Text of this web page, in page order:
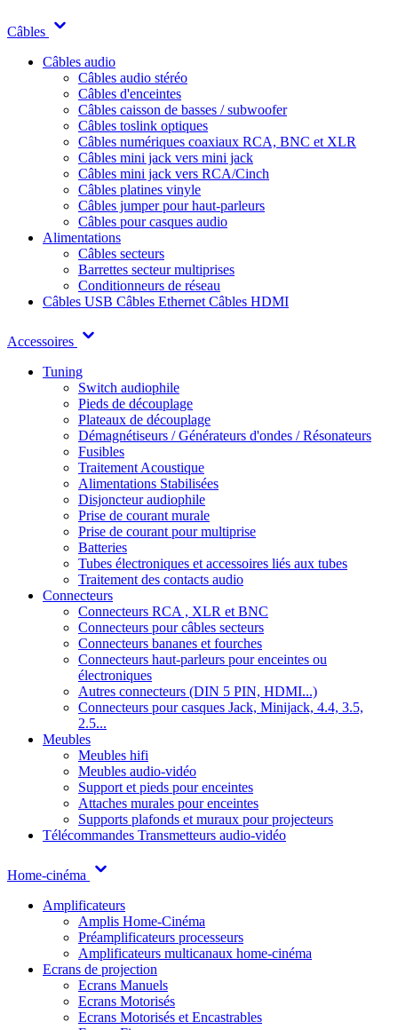
Câbles
Câbles audio
Câbles audio stéréo
Câbles d'enceintes
Câbles caisson de basses / subwoofer
Câbles toslink optiques
Câbles numériques coaxiaux RCA, BNC et XLR
Câbles mini jack vers mini jack
Câbles mini jack vers RCA/Cinch
Câbles platines vinyle
Câbles jumper pour haut-parleurs
Câbles pour casques audio
Alimentations
Câbles secteurs
Barrettes secteur multiprises
Conditionneurs de réseau
Câbles USB Câbles Ethernet Câbles HDMI
Accessoires
Tuning
Switch audiophile
Pieds de découplage
Plateaux de découplage
Démagnétiseurs / Générateurs d'ondes / Résonateurs
Fusibles
Traitement Acoustique
Alimentations Stabilisées
Disjoncteur audiophile
Prise de courant murale
Prise de courant pour multiprise
Batteries
Tubes électroniques et accessoires liés aux tubes
Traitement des contacts audio
Connecteurs
Connecteurs RCA , XLR et BNC
Connecteurs pour câbles secteurs
Connecteurs bananes et fourches
Connecteurs haut-parleurs pour enceintes ou
électroniques
Autres connecteurs (DIN 5 PIN, HDMI...)
Connecteurs pour casques Jack, Minijack, 4.4, 3.5,
2.5...
Meubles
Meubles hifi
Meubles audio-vidéo
Support et pieds pour enceintes
Attaches murales pour enceintes
Supports plafonds et muraux pour projecteurs
Télécommandes Transmetteurs audio-vidéo
Home-cinéma
Amplificateurs
Amplis Home-Cinéma
Préamplificateurs processeurs
Amplificateurs multicanaux home-cinéma
Ecrans de projection
Ecrans Manuels
Ecrans Motorisés
Ecrans Motorisés et Encastrables